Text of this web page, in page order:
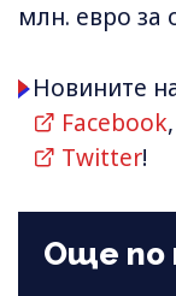
млн. евро за
Новините
Facebook,
Twitter!
Още по